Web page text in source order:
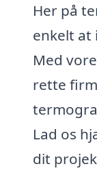
Her på
enkelt at
Med
rette
Lad os
dit